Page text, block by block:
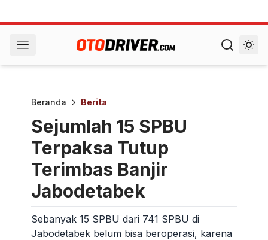
Beranda Berita
Sejumlah 15 SPBU
Terpaksa Tutup
Terimbas Banjir
Jabodetabek
Sebanyak 15 SPBU dari 741 SPBU di
Jabodetabek belum bisa beroperasi, karena